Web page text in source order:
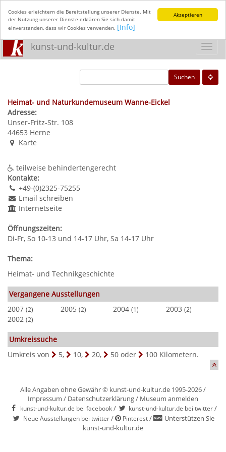
Akzeptieren
Cookies erleichtern die Bereitstellung unserer Dienste. Mit
der Nutzung unserer Dienste erklären Sie sich damit
einverstanden, dass wir Cookies verwenden. [Info]
kunst-und-kultur.de
Suchen
Heimat- und Naturkundemuseum Wanne-Eickel
Adresse:
Unser-Fritz-Str. 108
44653 Herne
Karte
teilweise behindertengerecht
Kontakte:
+49-(0)2325-75255
Email schreiben
Internetseite
Öffnungszeiten:
Di-Fr, So 10-13 und 14-17 Uhr, Sa 14-17 Uhr
Thema:
Heimat- und Technikgeschichte
Vergangene Ausstellungen
2007 (2) 2005 (2) 2004 (1) 2003 (2)
2002 (2)
Umkreissuche
Umkreis von
5, 10, 20, 50 oder 100 Kilometern.
Alle Angaben ohne Gewähr © kunst-und-kultur.de 1995-2026 /
Impressum / Datenschutzerklärung/ Museum anmelden
kunst-und-kultur.de bei facebook/ kunst-und-kultur.de bei twitter/
Neue Ausstellungen bei twitter/ Pinterest/
Unterstützen Sie
kunst-und-kultur.de